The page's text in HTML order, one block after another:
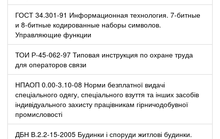
ГОСТ 34.301-91 Информационная технология. 7-битные
и 8-битные кодированные наборы символов.
Управляющие функции
ТОИ Р-45-062-97 Типовая инструкция по охране труда
для операторов связи
НПАОП 0.00-3.10-08 Норми безплатної видачі
спеціального одягу, спеціального взуття та інших засобів
індивідуального захисту працівникам гірничодобувної
промисловості
ДБН В.2.2-15-2005 Будинки і споруди житлові будинки.